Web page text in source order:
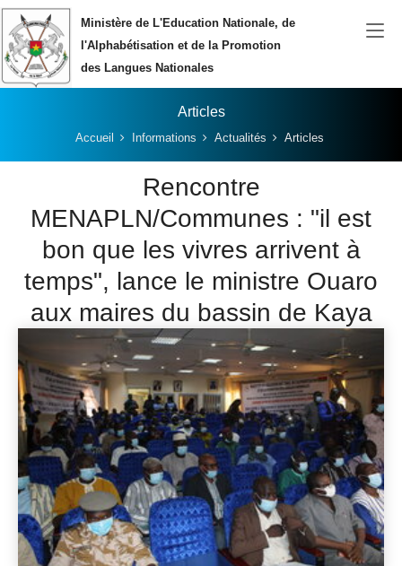
Aller au contenu principalMinistère de L'Education Nationale, de
l'Alphabétisation et de la Promotion
des Langues Nationales
Articles
Vous êtes ici:Accueil Informations Actualités Articles
Rencontre
MENAPLN/Communes : "il est
bon que les vivres arrivent à
temps", lance le ministre Ouaro
aux maires du bassin de Kaya